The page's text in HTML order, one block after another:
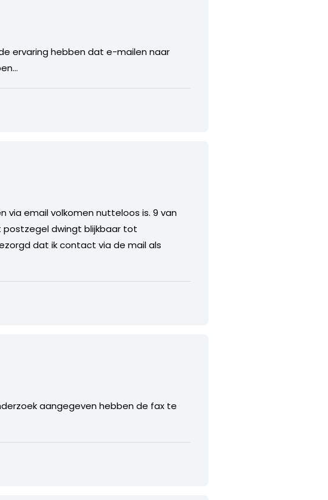
ervaring hebben dat e-mailen naar
via email volkomen nutteloos is. 9 van
postzegel dwingt blijkbaar tot
dat ik contact via de mail als
aangegeven hebben de fax te